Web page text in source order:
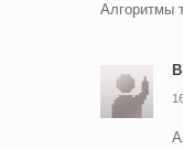
Алгоритмы